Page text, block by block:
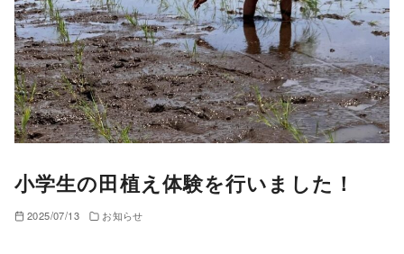
小学生の田植え体験を行いました！
2025/07/13 お知らせ